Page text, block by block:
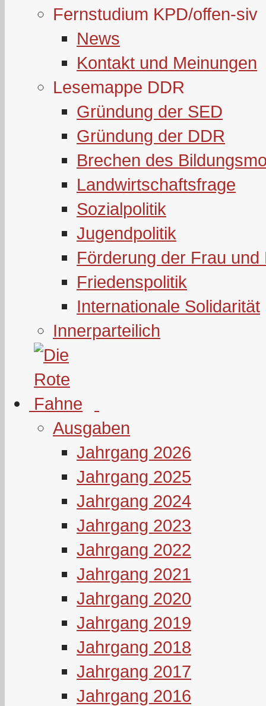
Fernstudium KPD/offen-siv
News
Kontakt und Meinungen
Lesemappe DDR
Gründung der SED
Gründung der DDR
Brechen des
Landwirtschaftsfrage
Sozialpolitik
Jugendpolitik
Förderung der Frau und
Friedenspolitik
Internationale Solidarität
Innerparteilich
Ausgaben
Jahrgang 2026
Jahrgang 2025
Jahrgang 2024
Jahrgang 2023
Jahrgang 2022
Jahrgang 2021
Jahrgang 2020
Jahrgang 2019
Jahrgang 2018
Jahrgang 2017
Jahrgang 2016